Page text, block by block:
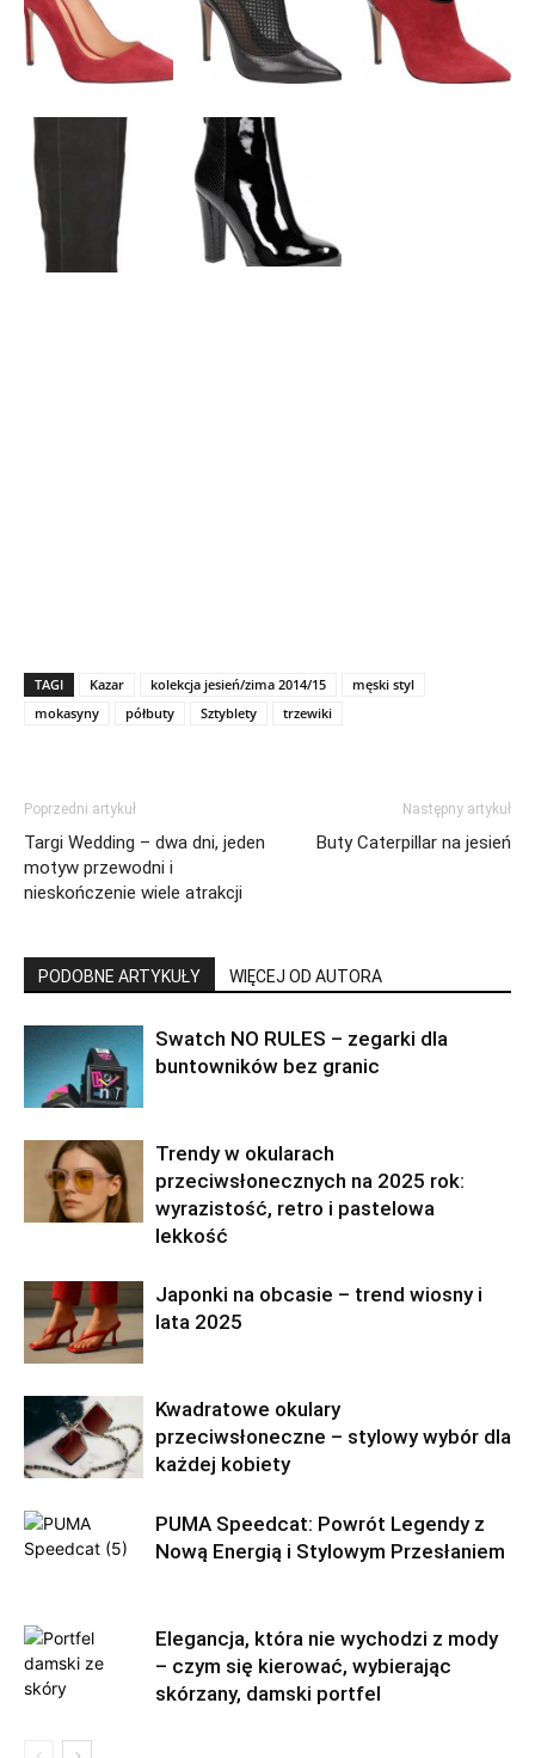
TAGI Kazar kolekcja jesień/zima 2014/15
męski styl
mokasyny
półbuty Sztyblety trzewiki
Poprzedni artykuł
Targi Wedding – dwa dni, jeden
motyw przewodni i
nieskończenie wiele atrakcji
Następny artykuł
Buty Caterpillar na jesień
PODOBNE ARTYKUŁY WIĘCEJ OD AUTORA
Swatch NO RULES – zegarki dla
buntowników bez granic
Trendy w okularach
przeciwsłonecznych na 2025 rok:
wyrazistość, retro i pastelowa
lekkość
Japonki na obcasie – trend wiosny i
lata 2025
Kwadratowe okulary
przeciwsłoneczne – stylowy wybór dla
każdej kobiety
PUMA Speedcat: Powrót Legendy z
Nową Energią i Stylowym Przesłaniem
Elegancja, która nie wychodzi z mody
– czym się kierować, wybierając
skórzany, damski portfel